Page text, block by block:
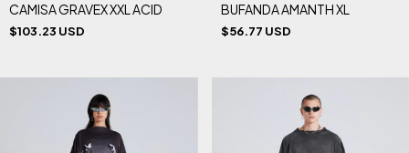
CAMISA GRAVEX XXL ACID
$103.23 USD
BUFANDA AMANTH XL
$56.77 USD